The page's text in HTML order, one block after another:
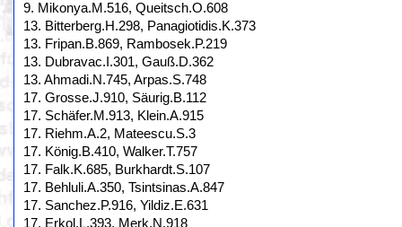
9. Mikonya.M.516, Queitsch.O.608
13. Bitterberg.H.298, Panagiotidis.K.373
13. Fripan.B.869, Rambosek.P.219
13. Dubravac.I.301, Gauß.D.362
13. Ahmadi.N.745, Arpas.S.748
17. Grosse.J.910, Säurig.B.112
17. Schäfer.M.913, Klein.A.915
17. Riehm.A.2, Mateescu.S.3
17. König.B.410, Walker.T.757
17. Falk.K.685, Burkhardt.S.107
17. Behluli.A.350, Tsintsinas.A.847
17. Sanchez.P.916, Yildiz.E.631
17. Erkol.L.393, Merk.N.918